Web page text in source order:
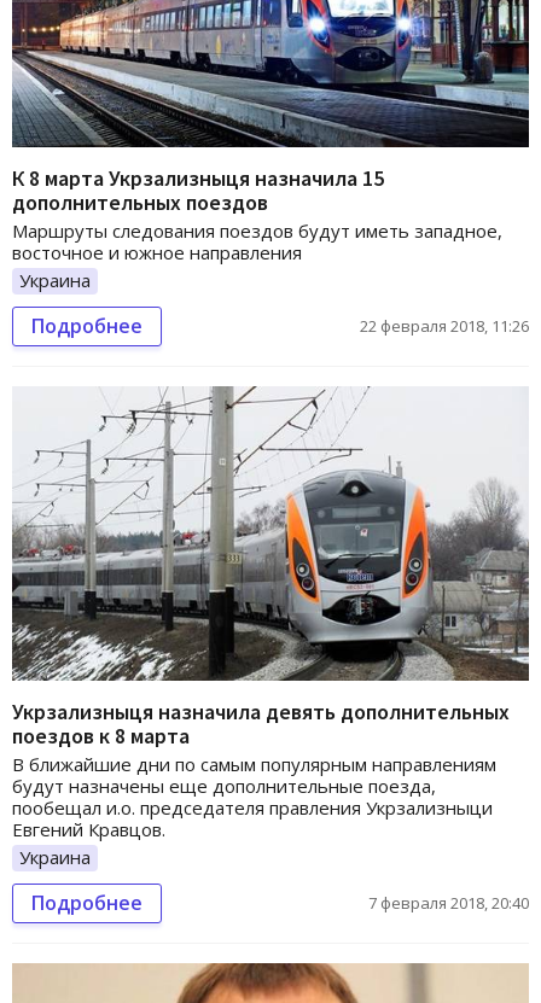
К 8 марта Укрзализныця назначила 15
дополнительных поездов
Маршруты следования поездов будут иметь западное,
восточное и южное направления
Украина
Подробнее 22 февраля 2018, 11:26
Укрзализныця назначила девять дополнительных
поездов к 8 марта
В ближайшие дни по самым популярным направлениям
будут назначены еще дополнительные поезда,
пообещал и.о. председателя правления Укрзализныци
Евгений Кравцов.
Украина
Подробнее 7 февраля 2018, 20:40